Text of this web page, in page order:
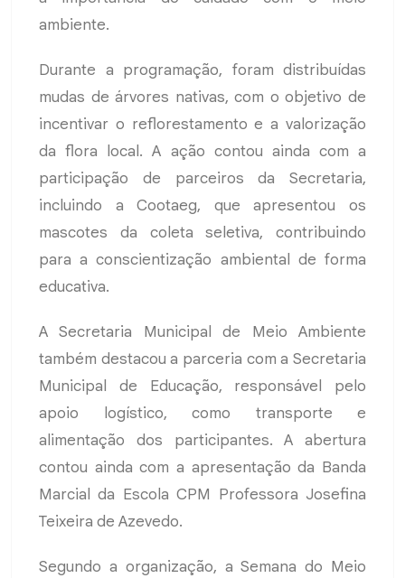
ambiente.
Durante a programação, foram distribuídas
mudas de árvores nativas, com o objetivo de
incentivar o reflorestamento e a valorização
da flora local. A ação contou ainda com a
participação de parceiros da Secretaria,
incluindo a Cootaeg, que apresentou os
mascotes da coleta seletiva, contribuindo
para a conscientização ambiental de forma
educativa.
A Secretaria Municipal de Meio Ambiente
também destacou a parceria com a Secretaria
Municipal de Educação, responsável pelo
apoio logístico, como transporte e
alimentação dos participantes. A abertura
contou ainda com a apresentação da Banda
Marcial da Escola CPM Professora Josefina
Teixeira de Azevedo.
Segundo a organização, a Semana do Meio